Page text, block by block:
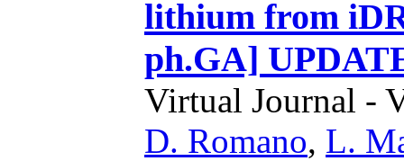
lithium from
ph.GA]
Virtual Journal -
D. Romano, L.